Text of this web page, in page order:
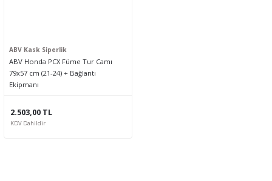
ABV Kask Siperlik
ABV Honda PCX Füme Tur Camı
79x57 cm (21-24) + Bağlantı
Ekipmanı
2.503,00 TL
KDV Dahildir